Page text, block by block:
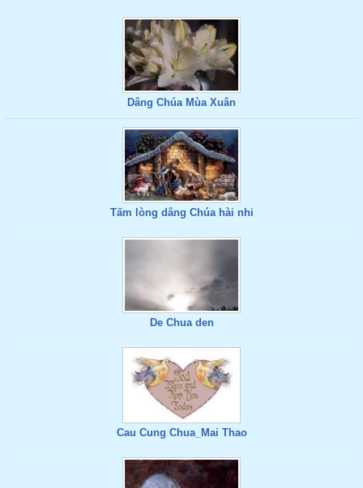
Dâng Chúa Mùa Xuân
Tấm lòng dâng Chúa hài nhi
De Chua den
Cau Cung Chua_Mai Thao